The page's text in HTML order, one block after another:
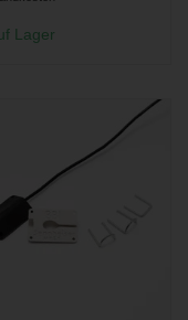
Lager